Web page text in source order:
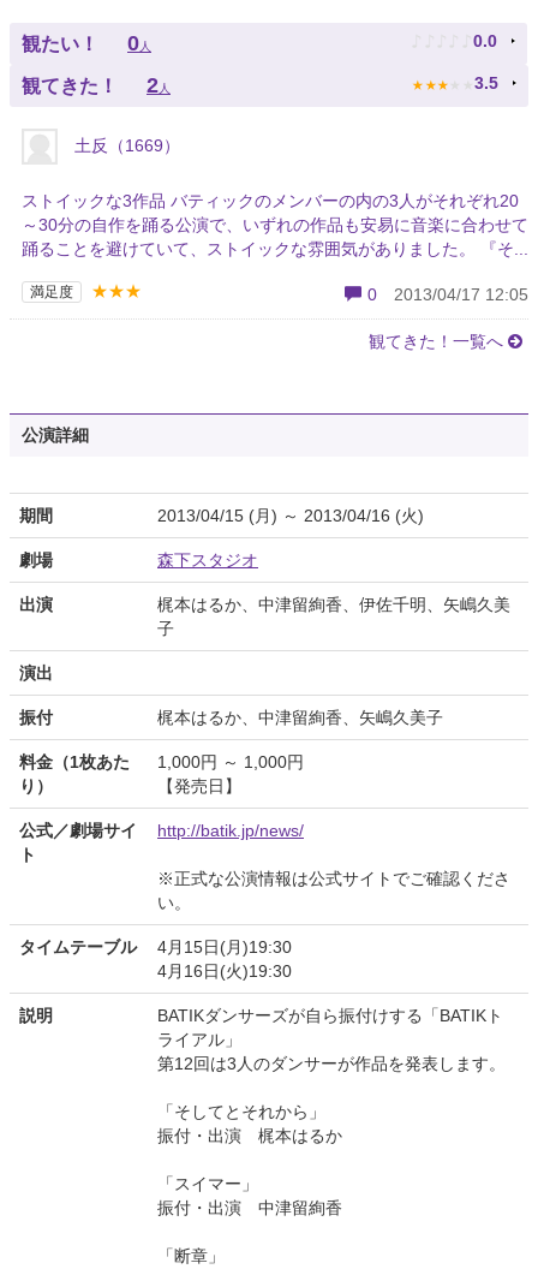
観たい！ 0人 ♪ ♪ ♪ ♪ ♪ 0.0
観てきた！ 2人 ★ ★ ★ ★ ★ 3.5
土反（1669）
ストイックな3作品 バティックのメンバーの内の3人がそれぞれ20
～30分の自作を踊る公演で、いずれの作品も安易に音楽に合わせて
踊ることを避けていて、ストイックな雰囲気がありました。 『そ...
満足度 ★★★ 0 2013/04/17 12:05
観てきた！一覧へ
公演詳細
期間 2013/04/15 (月) ～ 2013/04/16 (火)
劇場 森下スタジオ
出演
梶本はるか、中津留絢香、伊佐千明、矢嶋久美
子
演出
振付 梶本はるか、中津留絢香、矢嶋久美子
料金（1枚あた
り）
1,000円 ～ 1,000円
【発売日】
公式／劇場サイ
ト
http://batik.jp/news/
※正式な公演情報は公式サイトでご確認くださ
い。
タイムテーブル
4月15日(月)19:30
4月16日(火)19:30
説明
BATIKダンサーズが自ら振付けする「BATIKト
ライアル」
第12回は3人のダンサーが作品を発表します。
「そしてとそれから」
振付・出演 梶本はるか
「スイマー」
振付・出演 中津留絢香
「断章」